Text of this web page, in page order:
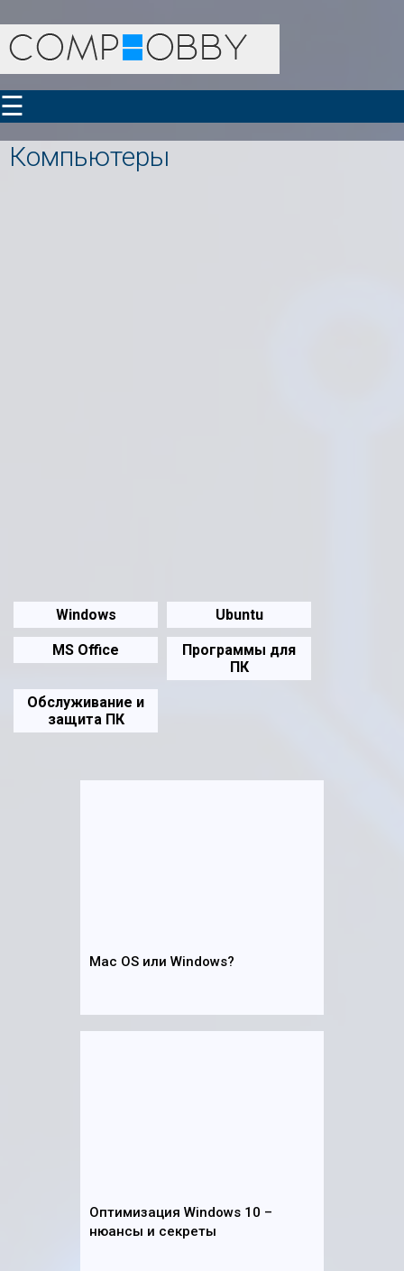
☰
Компьютеры
Windows Ubuntu
MS Office
Программы для
ПК
Обслуживание и
защита ПК
Mac OS или Windows?
Оптимизация Windows 10 –
нюансы и секреты